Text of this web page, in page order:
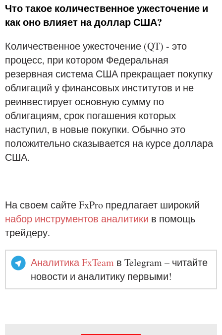
Что такое количественное ужесточение и
как оно влияет на доллар США?
Количественное ужесточение (QT) - это
процесс, при котором Федеральная
резервная система США прекращает покупку
облигаций у финансовых институтов и не
реинвестирует основную сумму по
облигациям, срок погашения которых
наступил, в новые покупки. Обычно это
положительно сказывается на курсе доллара
США.
На своем сайте FxPro предлагает широкий
набор инструментов аналитики в помощь
трейдеру.
Аналитика FxTeam в Telegram – читайте
новости и аналитику первыми!